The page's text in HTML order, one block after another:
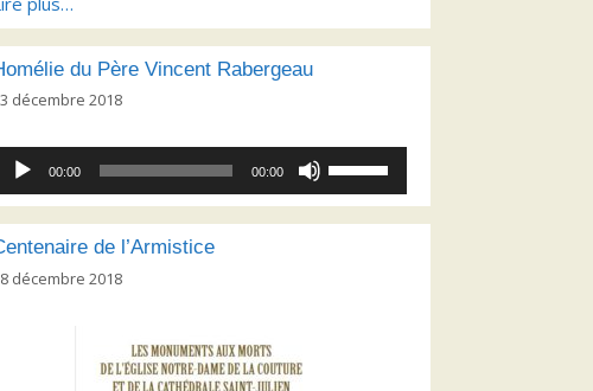
du Père Vincent Rabergeau
décembre 2018
Lecteur
audio
00:00 00:00
flèches
de l’Armistice
décembre 2018